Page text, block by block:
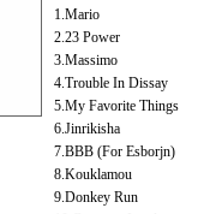
1.Mario
2.23 Power
3.Massimo
4.Trouble In Dissay
5.My Favorite Things
6.Jinrikisha
7.BBB (For Esborjn)
8.Kouklamou
9.Donkey Run